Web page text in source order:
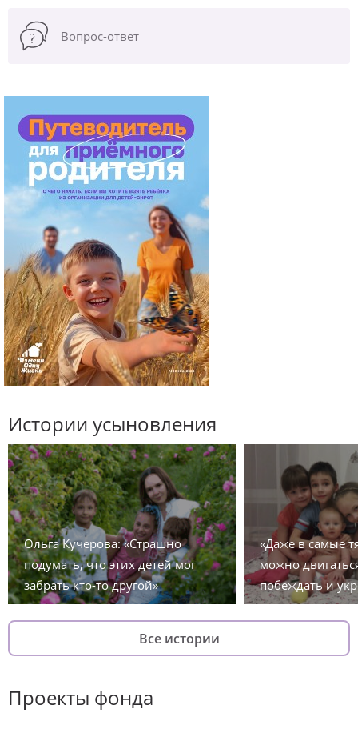
Вопрос-ответ
Истории усыновления
Ольга Кучерова: «Страшно
подумать, что этих детей мог
забрать кто-то другой»
«Даже в самые
можно
побеждать и
Все истории
Проекты фонда